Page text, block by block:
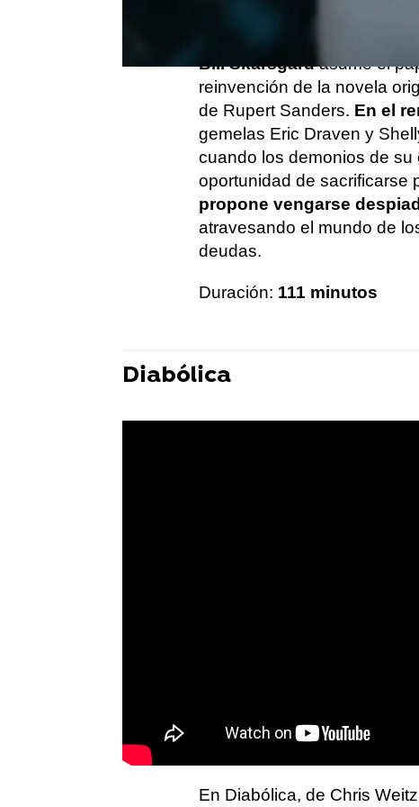
Bill Skarsgardasume el
reinvención de la novela
de Rupert Sanders. En el
gemelas Eric Draven y
cuando los demonios de
oportunidad de sacrificarse
propone vengarse
atravesando el mundo de
deudas.
Duración: 111 minutos
Diabólica
En Diabólica, de Chris